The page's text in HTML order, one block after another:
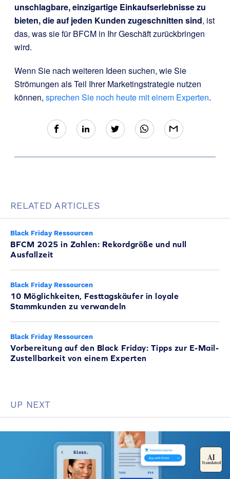
unschlagbare, einzigartige Einkaufserlebnisse zu
bieten, die auf jeden Kunden zugeschnitten sind, ist
das, was sie für BFCM in Ihr Geschäft zurückbringen
wird.
Wenn Sie nach weiteren Ideen suchen, wie Sie
Strömungen als Teil Ihrer Marketingstrategie nutzen
können, sprechen Sie noch heute mit einem Experten.
RELATED ARTICLES
Black Friday Ressourcen
BFCM 2025 in Zahlen: Rekordgröße und null
Ausfallzeit
Black Friday Ressourcen
10 Möglichkeiten, Festtagskäufer in loyale
Stammkunden zu verwandeln
Black Friday Ressourcen
Vorbereitung auf den Black Friday: Tipps zur E-Mail-
Zustellbarkeit von einem Experten
UP NEXT